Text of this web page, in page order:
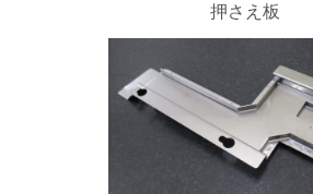
押さえ板